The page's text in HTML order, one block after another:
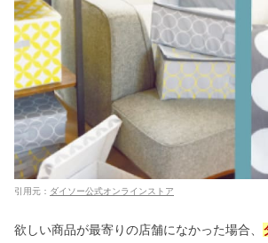
引用元： ダイソー公式オンラインストア
欲しい商品が最寄りの店舗になかった場合、